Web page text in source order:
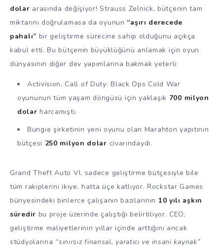
dolar arasında değişiyor! Strauss Zelnick, bütçenin tam
miktarını doğrulamasa da oyunun “aşırı derecede
pahalı” bir geliştirme sürecine sahip olduğunu açıkça
kabul etti. Bu bütçenin büyüklüğünü anlamak için oyun
dünyasının diğer dev yapımlarına bakmak yeterli:
Activision, Call of Duty: Black Ops Cold War
oyununun tüm yaşam döngüsü için yaklaşık 700 milyon
dolar harcamıştı.
Bungie şirketinin yeni oyunu olan Marahton yapıtının
bütçesi 250 milyon dolar civarındaydı.
Grand Theft Auto VI, sadece geliştirme bütçesiyle bile
tüm rakiplerini ikiye, hatta üçe katlıyor. Rockstar Games
bünyesindeki binlerce çalışanın bazılarının 10 yılı aşkın
süredir bu proje üzerinde çalıştığı belirtiliyor. CEO,
geliştirme maliyetlerinin yıllar içinde arttığını ancak
stüdyolarına “sınırsız finansal, yaratıcı ve insani kaynak”